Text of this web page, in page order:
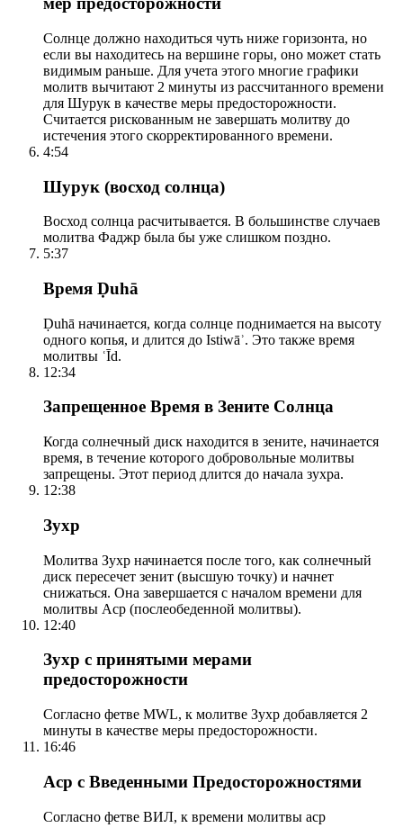
Солнце должно находиться чуть ниже горизонта, но
если вы находитесь на вершине горы, оно может стать
видимым раньше. Для учета этого многие графики
молитв вычитают 2 минуты из рассчитанного времени
для Шурук в качестве меры предосторожности.
Считается рискованным не завершать молитву до
истечения этого скорректированного времени.
4:54
Шурук (восход солнца)
Восход солнца расчитывается. В большинстве случаев
молитва Фаджр была бы уже слишком поздно.
5:37
Время Ḍuhā
Ḍuhā начинается, когда солнце поднимается на высоту
одного копья, и длится до Istiwāʾ. Это также время
молитвы ʿĪd.
12:34
Запрещенное Время в Зените Солнца
Когда солнечный диск находится в зените, начинается
время, в течение которого добровольные молитвы
запрещены. Этот период длится до начала зухра.
12:38
Зухр
Молитва Зухр начинается после того, как солнечный
диск пересечет зенит (высшую точку) и начнет
снижаться. Она завершается с началом времени для
молитвы Аср (послеобеденной молитвы).
12:40
Зухр с принятыми мерами
предосторожности
Согласно фетве MWL, к молитве Зухр добавляется 2
минуты в качестве меры предосторожности.
16:46
Аср с Введенными Предосторожностями
Согласно фетве ВИЛ, к времени молитвы аср